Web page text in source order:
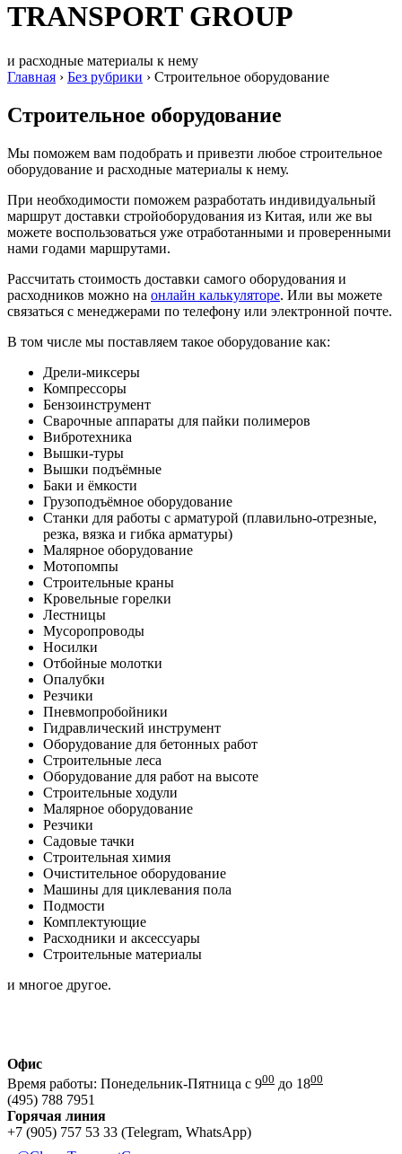
TRANSPORT GROUP
и расходные материалы к нему
Главная › Без рубрики › Строительное оборудование
Строительное оборудование
Мы поможем вам подобрать и привезти любое строительное
оборудование и расходные материалы к нему.
При необходимости поможем разработать индивидуальный
маршрут доставки стройоборудования из Китая, или же вы
можете воспользоваться уже отработанными и проверенными
нами годами маршрутами.
Рассчитать стоимость доставки самого оборудования и
расходников можно на онлайн калькуляторе. Или вы можете
связаться с менеджерами по телефону или электронной почте.
В том числе мы поставляем такое оборудование как:
Дрели-миксеры
Компрессоры
Бензоинструмент
Сварочные аппараты для пайки полимеров
Вибротехника
Вышки-туры
Вышки подъёмные
Баки и ёмкости
Грузоподъёмное оборудование
Станки для работы с арматурой (плавильно-отрезные,
резка, вязка и гибка арматуры)
Малярное оборудование
Мотопомпы
Строительные краны
Кровельные горелки
Лестницы
Мусоропроводы
Носилки
Отбойные молотки
Опалубки
Резчики
Пневмопробойники
Гидравлический инструмент
Оборудование для бетонных работ
Строительные леса
Оборудование для работ на высоте
Строительные ходули
Малярное оборудование
Резчики
Садовые тачки
Строительная химия
Очистительное оборудование
Машины для циклевания пола
Подмости
Комплектующие
Расходники и аксессуары
Строительные материалы
и многое другое.
Офис
Время работы: Понедельник-Пятница с 900 до 1800
(495) 788 7951
Горячая линия
+7 (905) 757 53 33 (Telegram, WhatsApp)